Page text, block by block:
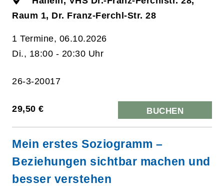
Raum 1, Dr. Franz-Ferchl-Str. 28
1 Termine, 06.10.2026
Di., 18:00 - 20:30 Uhr
26-3-20017
29,50 € BUCHEN
Mein erstes Soziogramm –
Beziehungen sichtbar machen und
besser verstehen